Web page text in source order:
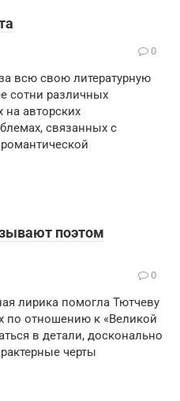
0
всю свою литературную
сотни различных
на авторских
связанных с
поэтом
0
лирика помогла Тютчеву
по отношению к «Великой
в детали, досконально
черты